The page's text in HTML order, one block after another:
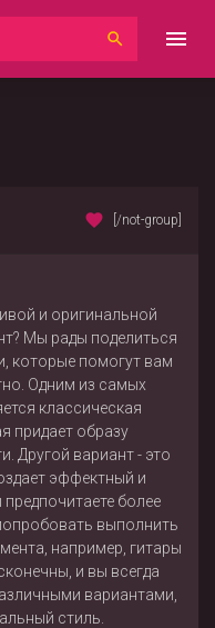
[/not-group]
и оригинальной
Мы рады поделиться
которые помогут вам
Одним из самых
классическая
придает образу
Другой вариант - это
эффектный и
более
выполнить
например, гитары
и вы всегда
вариантами,
стиль.